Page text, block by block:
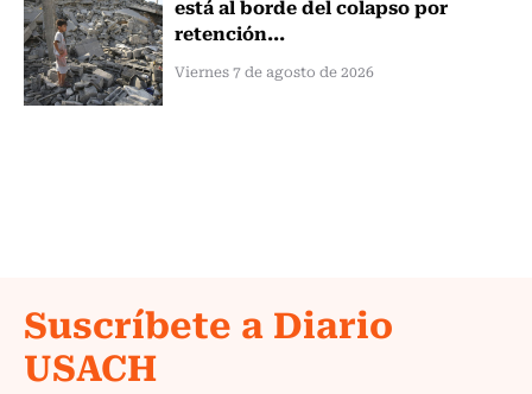
retención...
Viernes 7 de agosto de 2026